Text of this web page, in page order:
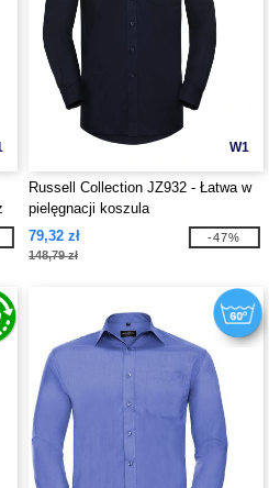
W1
Russell Collection JZ932 - Łatwa w
pielęgnacji koszula
79,32 zł
148,79 zł
-47%